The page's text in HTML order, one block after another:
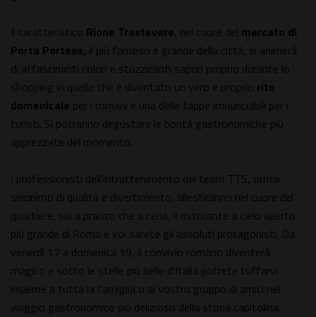
Il caratteristico Rione Trastevere, nel cuore del mercato di
Porta Portese, il più famoso e grande della città, si animerà
di affascinanti colori e stuzzicanti sapori proprio durante lo
shopping in quello che è diventato un vero e proprio rito
domenicale per i romani e una delle tappe irrinunciabili per i
turisti. Si potranno degustare le bontà gastronomiche più
apprezzate del momento.
I professionisti dell'intrattenimento del team TTS, ormai
sinonimo di qualità e divertimento, allestiranno nel cuore del
quartiere, sia a pranzo che a cena, il ristorante a cielo aperto
più grande di Roma e voi sarete gli assoluti protagonisti. Da
venerdì 17 a domenica 19, il convivio romano diventerà
magico e sotto le stelle più belle d'Italia potrete tuffarvi
insieme a tutta la famiglia o al vostro gruppo di amici nel
viaggio gastronomico più delizioso della storia capitolina.